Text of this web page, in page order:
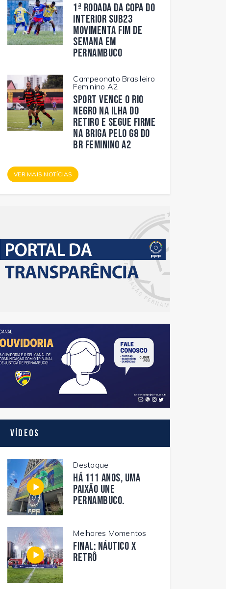
1ª rodada da Copa do
Interior Sub23
movimenta fim de
semana em
Pernambuco
Campeonato Brasileiro
Feminino A2
Sport vence o Rio
Negro na Ilha do
Retiro e segue firme
na briga pelo G8 do
BR Feminino A2
VER MAIS NOTÍCIAS
Vídeos
Destaque
Há 111 anos, uma
paixão une
Pernambuco.
Melhores Momentos
FINAL: NÁUTICO X
RETRÔ